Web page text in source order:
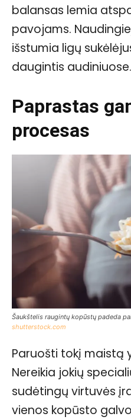
balansas lemia
pavojams.
išstumia ligų
daugintis audiniuose.
Paprastas
procesas
Šaukštelis raugintų kopūstų padeda
shutterstock.com
Paruošti tokį maistą
Nereikia jokių
sudėtingų virtuvės
vienos kopūsto